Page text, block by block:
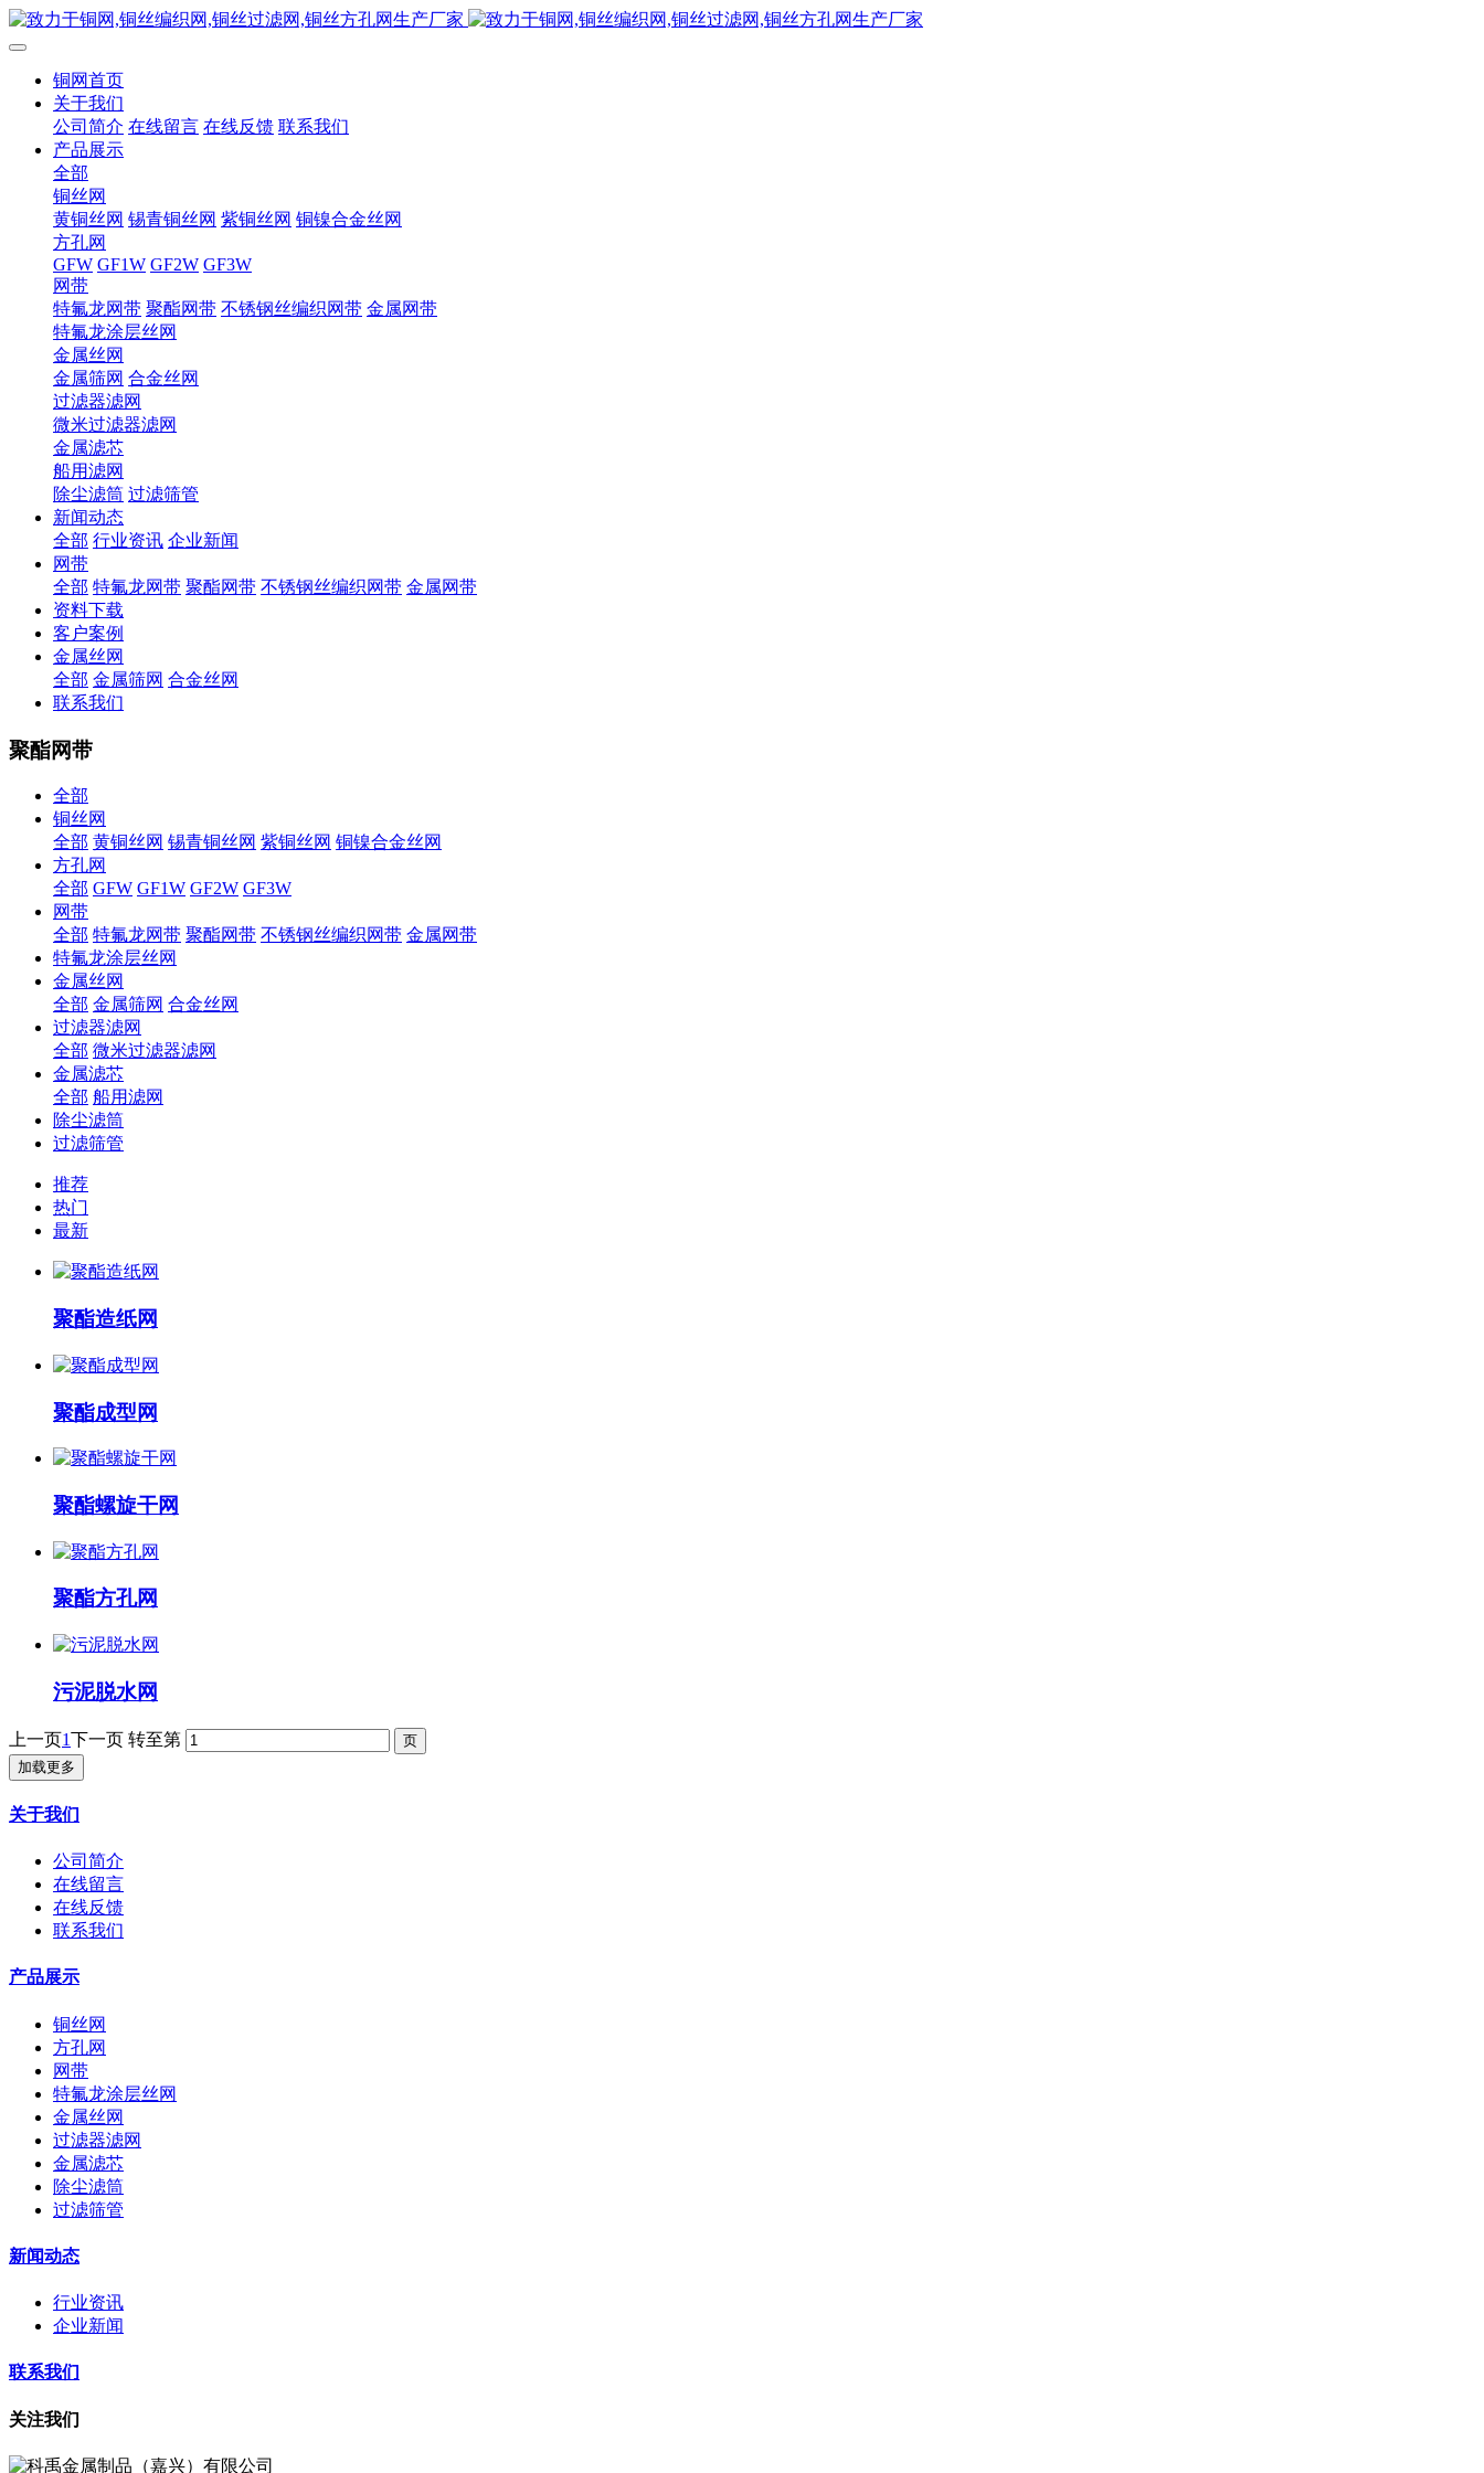
铜网首页
关于我们
公司简介 在线留言 在线反馈 联系我们
产品展示
全部
铜丝网
黄铜丝网 锡青铜丝网 紫铜丝网 铜镍合金丝网
方孔网
GFW GF1W GF2W GF3W
网带
特氟龙网带 聚酯网带 不锈钢丝编织网带 金属网带
特氟龙涂层丝网
金属丝网
金属筛网 合金丝网
过滤器滤网
微米过滤器滤网
金属滤芯
船用滤网
除尘滤筒 过滤筛管
新闻动态
全部 行业资讯 企业新闻
网带
全部 特氟龙网带 聚酯网带 不锈钢丝编织网带 金属网带
资料下载
客户案例
金属丝网
全部 金属筛网 合金丝网
联系我们
聚酯网带
全部
铜丝网
全部 黄铜丝网 锡青铜丝网 紫铜丝网 铜镍合金丝网
方孔网
全部 GFW GF1W GF2W GF3W
网带
全部 特氟龙网带 聚酯网带 不锈钢丝编织网带 金属网带
特氟龙涂层丝网
金属丝网
全部 金属筛网 合金丝网
过滤器滤网
全部 微米过滤器滤网
金属滤芯
全部 船用滤网
除尘滤筒
过滤筛管
推荐
热门
最新
聚酯造纸网
​聚酯成型网
聚酯螺旋干网
聚酯方孔网
污泥脱水网
上一页1下一页 转至第
加载更多
关于我们
公司简介
在线留言
在线反馈
联系我们
产品展示
铜丝网
方孔网
网带
特氟龙涂层丝网
金属丝网
过滤器滤网
金属滤芯
除尘滤筒
过滤筛管
新闻动态
行业资讯
企业新闻
联系我们
关注我们